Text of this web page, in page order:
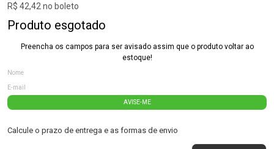
R$ 42,42 no boleto
Produto esgotado
Preencha os campos para ser avisado assim que o produto voltar ao
estoque!
AVISE-ME
Calcule o prazo de entrega e as formas de envio